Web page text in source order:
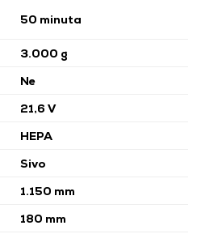
50 minuta
3.000 g
Ne
21,6 V
HEPA
Sivo
1.150 mm
180 mm